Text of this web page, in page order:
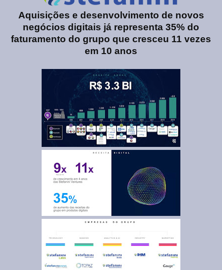
Aquisições e desenvolvimento de novos
negócios digitais já representa 35% do
faturamento do grupo que cresceu 11 vezes
em 10 anos